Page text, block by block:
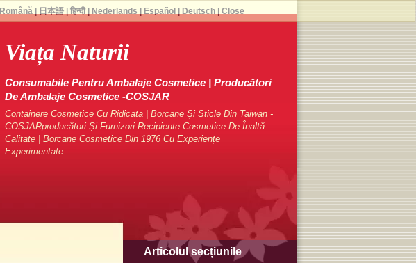
Viața Naturii
Consumabile Pentru Ambalaje Cosmetice | Producători
De Ambalaje Cosmetice -COSJAR
Containere Cosmetice Cu Ridicata | Borcane Și Sticle Din Taiwan -
COSJARproducători Și Furnizori Recipiente Cosmetice De Înaltă
Calitate | Borcane Cosmetice Din 1976 Cu Experiențe
Experimentate.
Articolul secțiunile
Română| 日本語| हिन्दी| Nederlands Español Deutsch| Close